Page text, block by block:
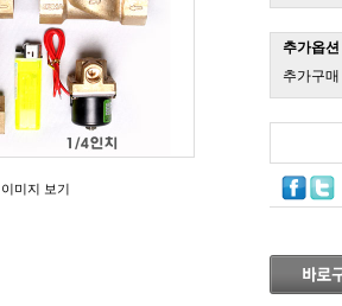
미지 보기
추가옵션
추가구매